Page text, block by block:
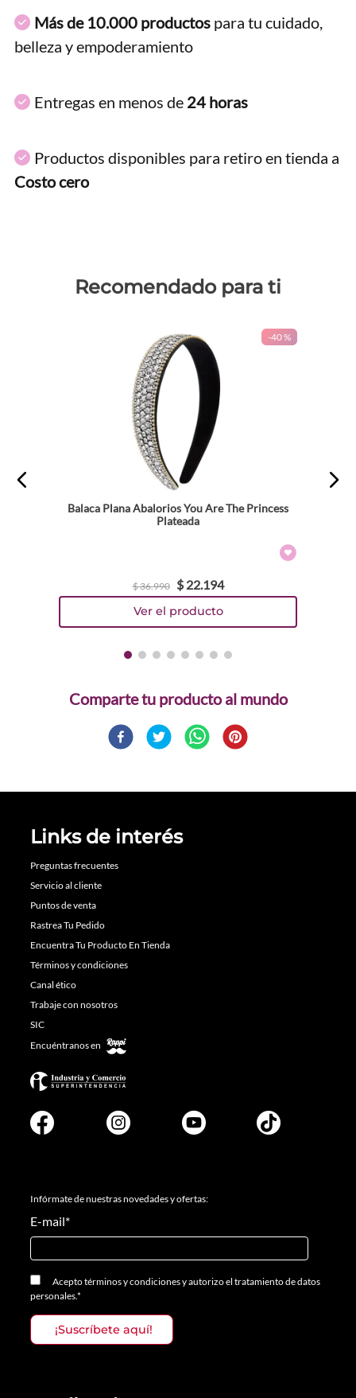
Más de 10.000 productos para tu cuidado,
belleza y empoderamiento
Entregas en menos de 24 horas
Productos disponibles para retiro en tienda a
Costo cero
Recomendado para ti
-40 %
Balaca Plana Abalorios You Are The Princess
Plateada
$36.990 $ 22.194
Comparte
Links de interés
Preguntas frecuentes
Servicio al cliente
Puntos de venta
Rastrea Tu Pedido
Encuentra Tu Producto En Tienda
Términos y condiciones
Canal ético
Trabaje con nosotros
SIC
Encuéntranos en
Infórmate de nuestras novedades y ofertas:
E-mail*
Aceptotérminos y condicionesyautorizo el tratamiento de datos
personales.*